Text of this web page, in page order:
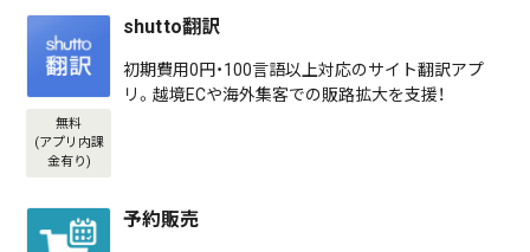
無料
(アプリ内課
金有り)
shutto翻訳
初期費用0円・100言語以上対応のサイト翻訳アプ
リ。越境ECや海外集客での販路拡大を支援！
予約販売